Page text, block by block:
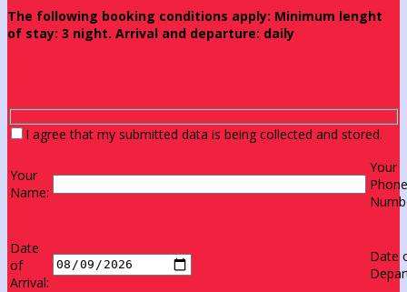
The following booking conditions apply: Minimum lenght
of stay: 3 night. Arrival and departure: daily
I agree that my submitted data is being collected and stored.
Your
Name:
Your
Phone
Date
of
Arrival:
Date